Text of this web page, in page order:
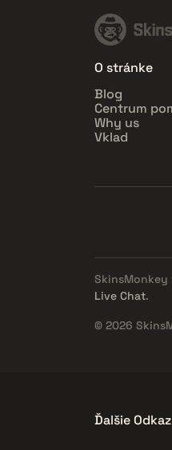
O stránke
Blog
Centrum
Why us
Vklad
Live Chat.
© 2026
Ďalšie